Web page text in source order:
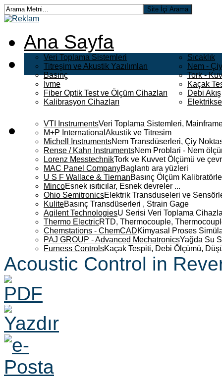
Ana Sayfa
Veri Toplama Sistemleri
Titreşim ve Akustik Yazılımları
Basınç
İvme
Fiber Optik Test ve Ölçüm Cihazları
Kalibrasyon Cihazları
Sıcaklık
Nem -
Tork -
Kaçak
Debi Akış
VTI InstrumentsVeri Toplama Sistemleri,
M+P International Akustik ve Titresim
Michell InstrumentsNem Transdüserleri, Çiy
Rense / Kahn InstrumentsNem Problari - Nem
Lorenz MesstechnikTork ve Kuvvet Ölçümü ve
MAC Panel CompanyBaglantı ara yüzleri
U S F Wallace & TiernanBasınç Ölçüm
MincoEsnek ısıtıcılar, Esnek devreler ...
Ohio SemitronicsElektrik Transduseleri ve
KuliteBasınç Transdüserleri , Strain Gage
Agilent TechnologiesU Serisi Veri Toplama
Thermo ElectricRTD, Thermocouple,
Chemstations - ChemCADKimyasal Proses
PAJ GROUP - Advanced MechatronicsYağda Su
Furness ControlsKaçak Tespiti, Debi Ölçümü,
Acoustic Control in